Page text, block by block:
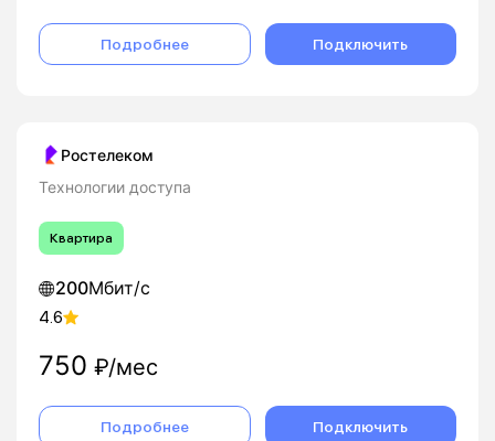
Подробнее Подключить
Ростелеком
Технологии доступа
Квартира
200Мбит/с
4.6
750 ₽/мес
Подробнее Подключить